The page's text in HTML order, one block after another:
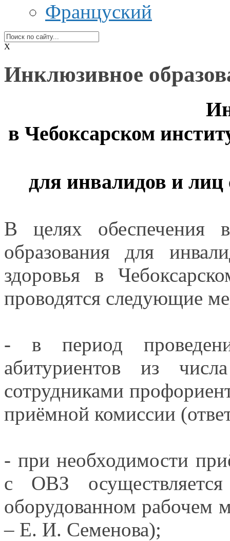
Француский
X
Инклюзивное
в Чебоксарском
для инвалидов и лиц
В целях обеспечения
образования для
здоровья в
проводятся следующие
- в период
абитуриентов из числа
сотрудниками
приёмной комиссии
- при необходимости
с ОВЗ
оборудованном рабочем
– Е. И. Семенова);